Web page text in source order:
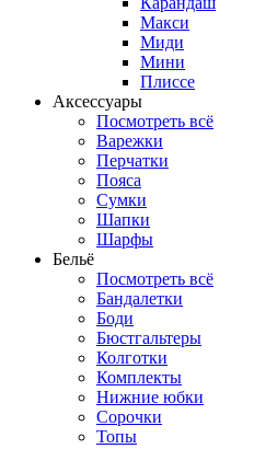
Макси
Миди
Мини
Плиссе
Аксессуары
Посмотреть всё
Варежки
Перчатки
Пояса
Сумки
Шапки
Шарфы
Бельё
Посмотреть всё
Бандалетки
Боди
Бюстгальтеры
Колготки
Комплекты
Нижние юбки
Сорочки
Топы